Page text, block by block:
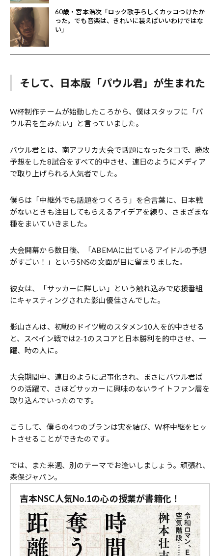
60歳・宮本浩次「ロック歌手らしくカッコつけたか
った。でも音楽は、きれいに装えばいいわけではな
い」
そして、日本版「パウル君」が生まれた
W杯制作チームが始動したころから、僕はスタッフに「パ
ウル君を生みたい」と言っていました。
パウル君とは、南アフリカ大会で話題になったタコで、勝敗
予想をした8試合をすべて的中させ、連日のようにメディア
で取り上げられる人気者でした。
僕らは「中継外でも話題をつくろう」を合言葉に、日本戦
がないときも注目してもらえるアイデアを練り、さまざまな
種をまいていきました。
大会開幕から数日後、「ABEMAに出ているアイドルの予想
がすごい！」というSNSの文面が目に留まりました。
彼女は、「サッカーに詳しい」という触れ込みで応援番組
にキャスティングされた影山優佳さんでした。
影山さんは、初戦のドイツ戦のスタメン10人を的中させる
と、スペイン戦では2-1のスコアと日本勝利を的中させ、一
躍、時の人に。
大会期間中、連日のように記事化され、まさにパウル君ば
りの活躍で、さほどサッカーに興味のないライトファン層を
取り込んでいったのです。
こうして、僕らの4つのプランは実を結び、W杯中継をヒッ
トさせることができたのです。
では、また来週、別のテーマでお逢いしましょう。頑張れ、
森保ジャパン。
吉本NSC人気No.1の心の授業が書籍化！